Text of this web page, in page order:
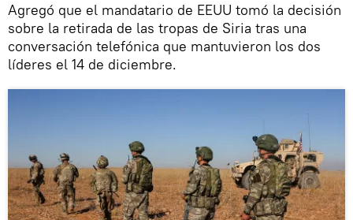
Agregó que el mandatario de EEUU tomó la decisión
sobre la retirada de las tropas de Siria tras una
conversación telefónica que mantuvieron los dos
líderes el 14 de diciembre.